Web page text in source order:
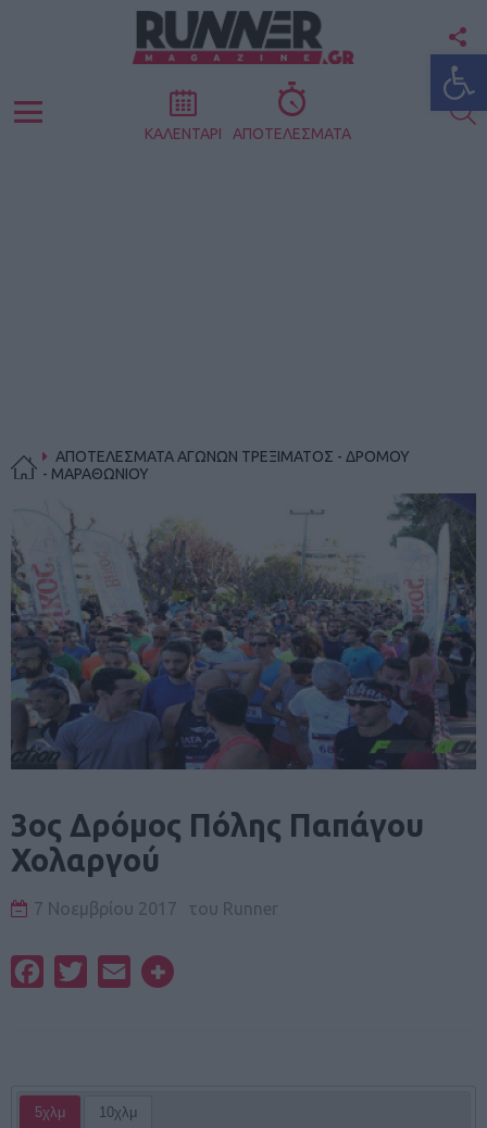
Menu ΚΑΛΕΝΤΑΡΙ ΑΠΟΤΕΛΕΣΜΑΤΑ
ΑΠΟΤΕΛΕΣΜΑΤΑ ΑΓΩΝΩΝ ΤΡΕΞΙΜΑΤΟΣ - ΔΡΟΜΟΥ
- ΜΑΡΑΘΩΝΙΟΥ
3ος Δρόμος Πόλης Παπάγου
Χολαργού
7 Νοεμβρίου 2017 του Runner
FacebookTwitterEmail
5χλμ 10χλμ